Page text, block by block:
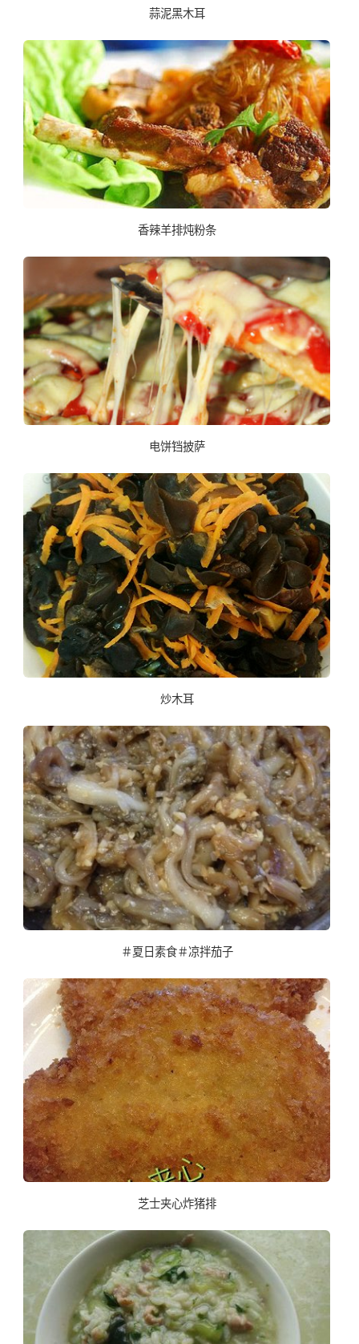
蒜泥黑木耳
香辣羊排炖粉条
电饼铛披萨
炒木耳
＃夏日素食＃凉拌茄子
芝士夹心炸猪排